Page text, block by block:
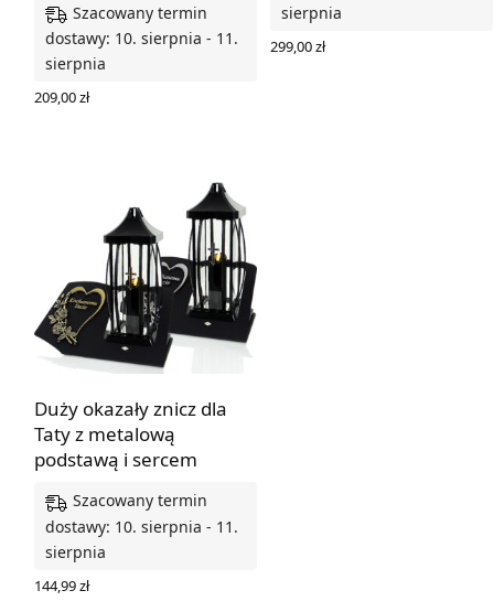
Szacowany termin
dostawy: 10. sierpnia - 11.
sierpnia
209,00zł
sierpnia
299,00zł
Duży okazały znicz dla
Taty z metalową
podstawą i sercem
Szacowany termin
dostawy: 10. sierpnia - 11.
sierpnia
144,99zł